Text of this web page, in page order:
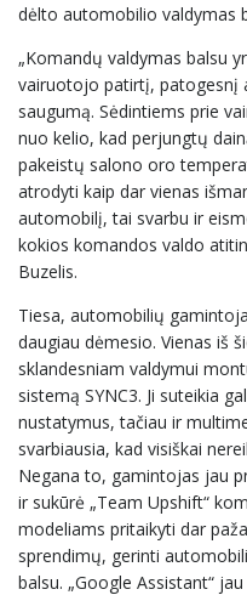
dėlto automobilio valdymas
„Komandų valdymas balsu
vairuotojo patirtį, patogesnį
saugumą. Sėdintiems prie
nuo kelio, kad perjungtų
pakeistų salono oro
atrodyti kaip dar vienas
automobilį, tai svarbu ir
kokios komandos valdo
Buzelis.
Tiesa, automobilių
daugiau dėmesio. Vienas iš
sklandesniam valdymui
sistemą SYNC3. Ji suteikia
nustatymus, tačiau ir
svarbiausia, kad visiškai
Negana to, gamintojas jau
ir sukūrė „Team Upshift“
modeliams pritaikyti dar
sprendimų, gerinti
balsu. „Google Assistant“